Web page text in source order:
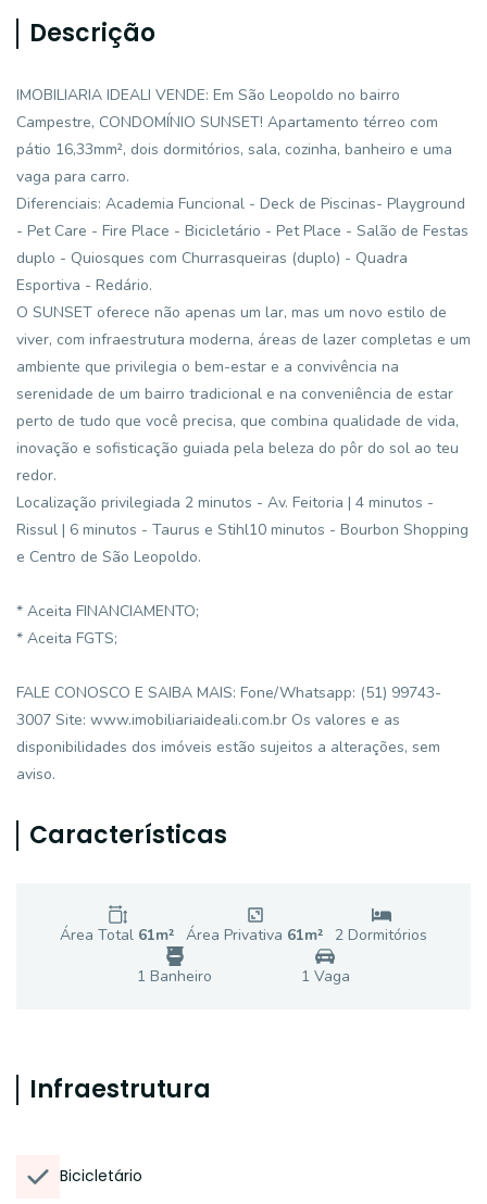
Descrição
IMOBILIARIA IDEALI VENDE: Em São Leopoldo no bairro
Campestre, CONDOMÍNIO SUNSET! Apartamento térreo com
pátio 16,33mm², dois dormitórios, sala, cozinha, banheiro e uma
vaga para carro.
Diferenciais: Academia Funcional - Deck de Piscinas- Playground
- Pet Care - Fire Place - Bicicletário - Pet Place - Salão de Festas
duplo - Quiosques com Churrasqueiras (duplo) - Quadra
Esportiva - Redário.
O SUNSET oferece não apenas um lar, mas um novo estilo de
viver, com infraestrutura moderna, áreas de lazer completas e um
ambiente que privilegia o bem-estar e a convivência na
serenidade de um bairro tradicional e na conveniência de estar
perto de tudo que você precisa, que combina qualidade de vida,
inovação e sofisticação guiada pela beleza do pôr do sol ao teu
redor.
Localização privilegiada 2 minutos - Av. Feitoria | 4 minutos -
Rissul | 6 minutos - Taurus e Stihl10 minutos - Bourbon Shopping
e Centro de São Leopoldo.
* Aceita FINANCIAMENTO;
* Aceita FGTS;
FALE CONOSCO E SAIBA MAIS: Fone/Whatsapp: (51) 99743-
3007 Site: www.imobiliariaideali.com.br Os valores e as
disponibilidades dos imóveis estão sujeitos a alterações, sem
aviso.
Características
Área Total 61m² Área Privativa 61m² 2 Dormitórios
1 Banheiro 1 Vaga
Infraestrutura
Bicicletário